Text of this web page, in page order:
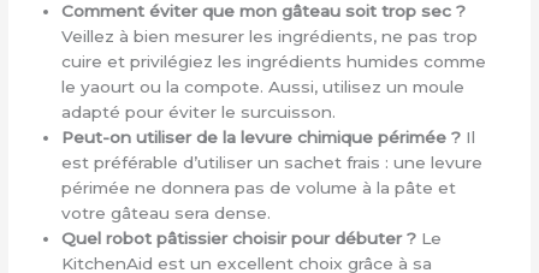
Comment éviter que mon gâteau soit trop sec ?
Veillez à bien mesurer les ingrédients, ne pas trop
cuire et privilégiez les ingrédients humides comme
le yaourt ou la compote. Aussi, utilisez un moule
adapté pour éviter le surcuisson.
Peut-on utiliser de la levure chimique périmée ? Il
est préférable d’utiliser un sachet frais : une levure
périmée ne donnera pas de volume à la pâte et
votre gâteau sera dense.
Quel robot pâtissier choisir pour débuter ? Le
KitchenAid est un excellent choix grâce à sa